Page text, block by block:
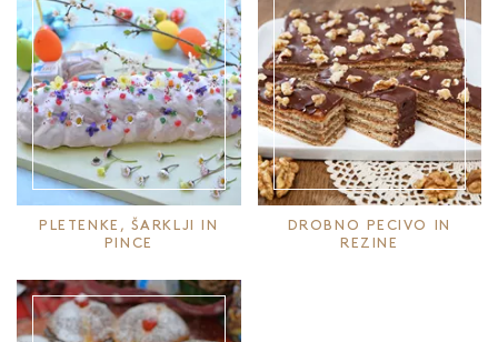
PLETENKE, ŠARKLJI IN
PINCE
DROBNO PECIVO IN
REZINE